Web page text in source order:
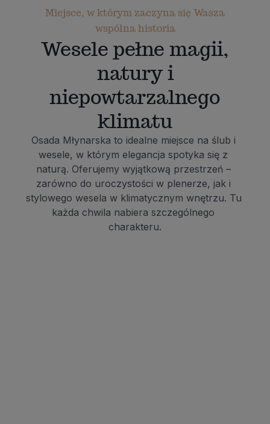
Miejsce, w którym zaczyna się Wasza
wspólna historia
Wesele pełne magii,
natury i
niepowtarzalnego
klimatu
Osada Młynarska to idealne miejsce na ślub i
wesele, w którym elegancja spotyka się z
naturą. Oferujemy wyjątkową przestrzeń –
zarówno do uroczystości w plenerze, jak i
stylowego wesela w klimatycznym wnętrzu. Tu
każda chwila nabiera szczególnego
charakteru.